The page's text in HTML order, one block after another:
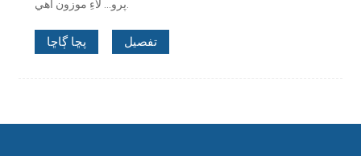
پڇا ڳاڇا تفصيل